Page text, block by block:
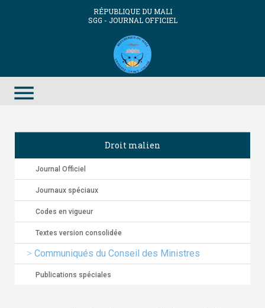
RÉPUBLIQUE DU MALI
SGG - JOURNAL OFFICIEL
menu
Droit malien
Journal Officiel
Journaux spéciaux
Codes en vigueur
Textes version consolidée
Communiqués du Conseil des Ministres
Publications spéciales